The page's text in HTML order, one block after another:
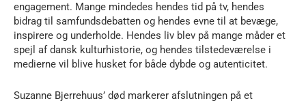
engagement. Mange mindedes hendes tid på tv, hendes
bidrag til samfundsdebatten og hendes evne til at bevæge,
inspirere og underholde. Hendes liv blev på mange måder et
spejl af dansk kulturhistorie, og hendes tilstedeværelse i
medierne vil blive husket for både dybde og autenticitet.
Suzanne Bjerrehuus’ død markerer afslutningen på et